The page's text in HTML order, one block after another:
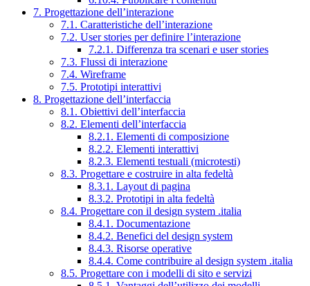
7. Progettazione dell’interazione
7.1. Caratteristiche dell’interazione
7.2. User stories per definire l’interazione
7.2.1. Differenza tra scenari e user stories
7.3. Flussi di interazione
7.4. Wireframe
7.5. Prototipi interattivi
8. Progettazione dell’interfaccia
8.1. Obiettivi dell’interfaccia
8.2. Elementi dell’interfaccia
8.2.1. Elementi di composizione
8.2.2. Elementi interattivi
8.2.3. Elementi testuali (microtesti)
8.3. Progettare e costruire in alta fedeltà
8.3.1. Layout di pagina
8.3.2. Prototipi in alta fedeltà
8.4. Progettare con il design system .italia
8.4.1. Documentazione
8.4.2. Benefici del design system
8.4.3. Risorse operative
8.4.4. Come contribuire al design system .italia
8.5. Progettare con i modelli di sito e servizi